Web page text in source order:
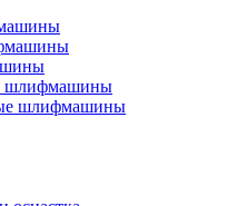
шлифмашины
шлифмашины